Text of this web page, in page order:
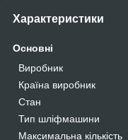
Характеристики
Основні
Виробник
Країна виробник
Стан
Тип шліфмашини
Максимальна кількість